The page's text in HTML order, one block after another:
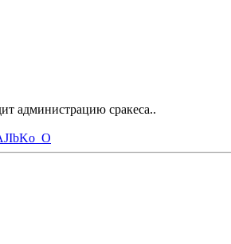
администрацию сракеса..